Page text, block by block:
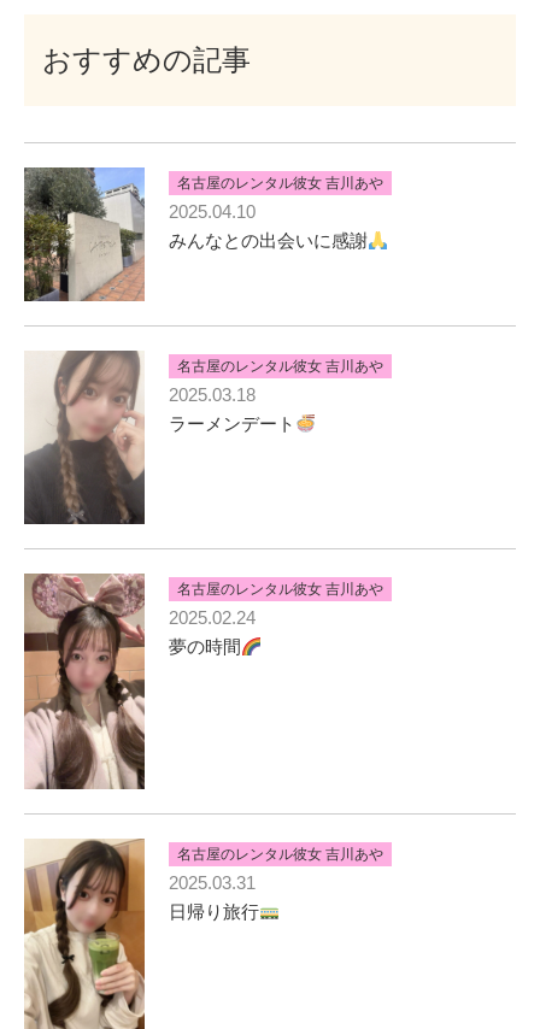
おすすめの記事
名古屋のレンタル彼女 吉川あや
2025.04.10
みんなとの出会いに感謝
名古屋のレンタル彼女 吉川あや
2025.03.18
ラーメンデート
名古屋のレンタル彼女 吉川あや
2025.02.24
夢の時間
名古屋のレンタル彼女 吉川あや
2025.03.31
日帰り旅行